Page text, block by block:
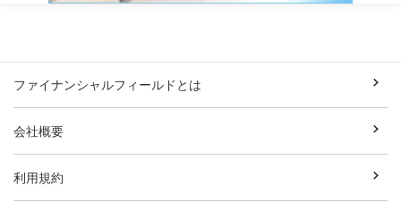
ファイナンシャルフィールドとは
会社概要
利用規約